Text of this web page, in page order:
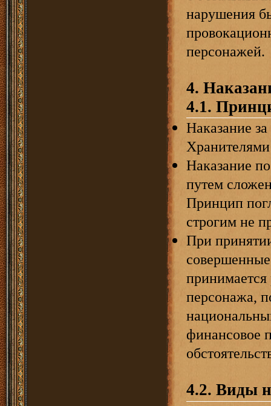
нарушения
персонажей.
4.
4.1.
Наказание
Наказание
путем
Принцип
строгим не
При
принимается
персонажа,
финансовое
4.2. Виды